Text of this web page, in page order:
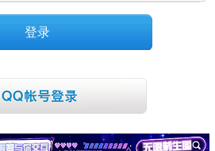
登录